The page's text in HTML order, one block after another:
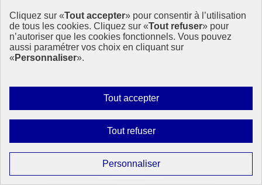
Cliquez sur «Tout accepter» pour consentir à l’utilisation
de tous les cookies. Cliquez sur «Tout refuser» pour
n’autoriser que les cookies fonctionnels. Vous pouvez
aussi paramétrer vos choix en cliquant sur
« Personnaliser».
Tout accepterAutoriser
tous
Tout refuserInterdire
tous
PersonnaliserParamétrer
les
Partager la page
Partager sur Facebook
Partager sur X
Partager sur LinkedIn
Restez informés
en vous abonnant à notre lettre d’information ODDyssée vers 2030